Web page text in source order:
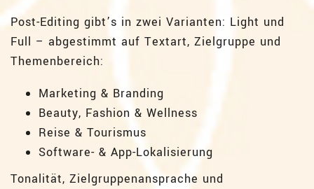
Post-Editing gibt’s in zwei Varianten: Light und
Full – abgestimmt auf Textart, Zielgruppe und
Themenbereich:
Marketing & Branding
Beauty, Fashion & Wellness
Reise & Tourismus
Software- & App-Lokalisierung
Tonalität, Zielgruppenansprache und